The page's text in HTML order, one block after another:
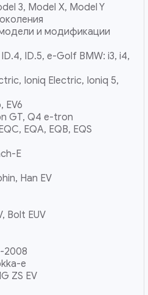
3, Model X, Model Y
и модификации
ID.4, ID.5, e-Golf BMW: i3, i4,
Ioniq Electric, Ioniq 5,
EV6
GT, Q4 e-tron
EQA, EQB, EQS
E
Han EV
Bolt EUV
2008
e
ZS EV